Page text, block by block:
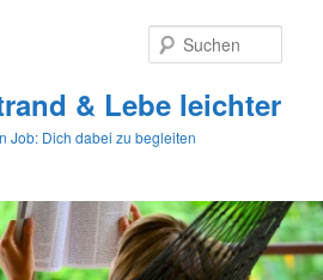
& Lebe leichter
Job: Dich dabei zu begleiten